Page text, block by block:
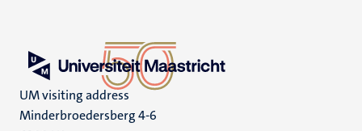
UM visiting address
Minderbroedersberg 4-6